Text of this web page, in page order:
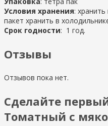
Условия хранения:
пакет хранить в
Срок годности: 1 год.
Отзывы
Отзывов пока нет.
Сделайте
Томатный с